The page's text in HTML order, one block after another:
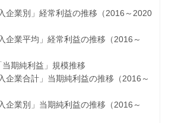
業別」経常利益の推移（2016～2020
業平均」経常利益の推移（2016～
期純利益」規模推移
業合計」当期純利益の推移（2016～
業別」当期純利益の推移（2016～